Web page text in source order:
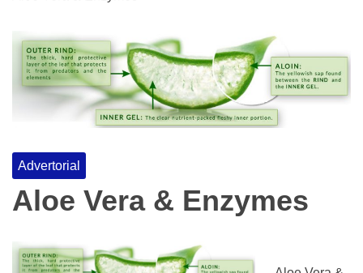
Advertorial
Aloe Vera & Enzymes